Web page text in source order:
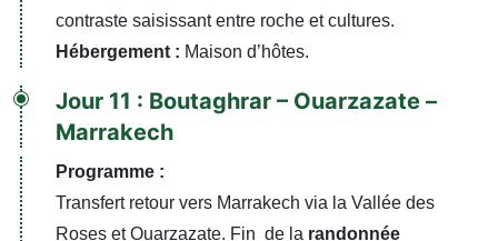
contraste saisissant entre roche et cultures.
Hébergement : Maison d’hôtes.
Jour 11 : Boutaghrar – Ouarzazate –
Marrakech
Programme :
Transfert retour vers Marrakech via la Vallée des
Roses et Ouarzazate. Fin de la randonnée